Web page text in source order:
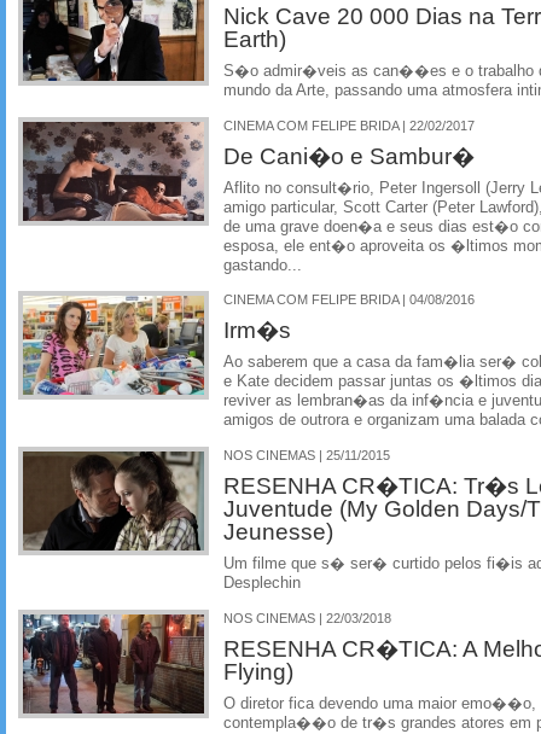
Nick Cave 20 000 Dias na
Earth)
S�o admir�veis as can��es e o trabalho
mundo da Arte, passando uma atmosfera
CINEMA COM FELIPE BRIDA | 22/02/2017
De Cani�o e Sambur�
Aflito no consult�rio, Peter Ingersoll (Jerry
amigo particular, Scott Carter (Peter
de uma grave doen�a e seus dias est�o
esposa, ele ent�o aproveita os �ltimos
gastando...
CINEMA COM FELIPE BRIDA | 04/08/2016
Irm�s
Ao saberem que a casa da fam�lia ser�
e Kate decidem passar juntas os �ltimos
reviver as lembran�as da inf�ncia e
amigos de outrora e organizam uma balada
NOS CINEMAS | 25/11/2015
RESENHA CR�TICA: Tr�s
Juventude (My Golden Days/
Jeunesse)
Um filme que s� ser� curtido pelos fi�is
Desplechin
NOS CINEMAS | 22/03/2018
RESENHA CR�TICA: A
Flying)
O diretor fica devendo uma maior emo��o,
contempla��o de tr�s grandes atores em